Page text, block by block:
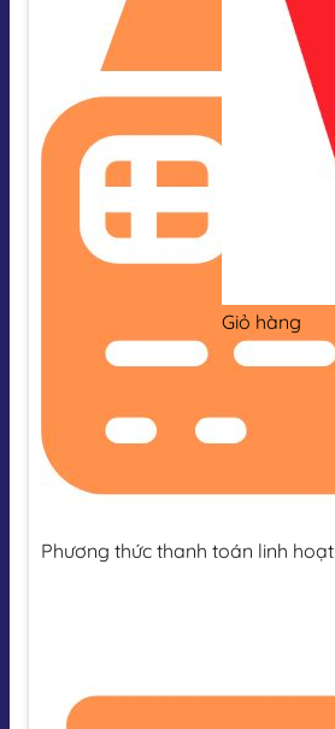
Giỏ hàng
Phương thức thanh toán linh hoạt